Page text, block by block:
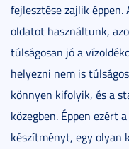
fejlesztése zajlik éppen.
oldatot használtunk,
túlságosan jó a
helyezni nem is
könnyen kifolyik, és a
közegben. Éppen ezért
készítményt, egy olyan